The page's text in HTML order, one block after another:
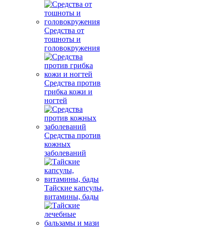
Средства от
тошноты и
головокружения
Средства против
грибка кожи и
ногтей
Средства против
кожных
заболеваний
Тайские капсулы,
витамины, бады